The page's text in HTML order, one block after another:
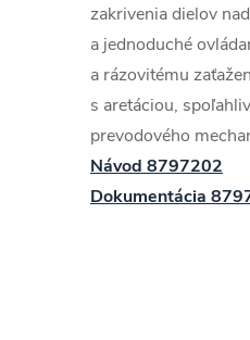
zakrivenia dielov
a jednoduché
a rázovitému
s aretáciou,
prevodového
Návod 8797202
Dokumentácia